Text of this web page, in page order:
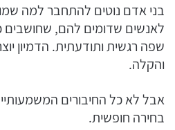
בני אדם נוטים להתחבר למה
לאנשים שדומים להם,
שפה רגשית ותודעתית. הדמיון
והקלה.
אבל לא כל החיבורים
בחירה חופשית.